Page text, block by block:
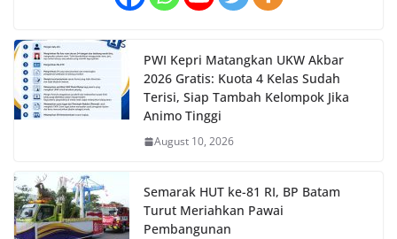
PWI Kepri Matangkan UKW Akbar
2026 Gratis: Kuota 4 Kelas Sudah
Terisi, Siap Tambah Kelompok Jika
Animo Tinggi
August 10, 2026
Semarak HUT ke-81 RI, BP Batam
Turut Meriahkan Pawai
Pembangunan